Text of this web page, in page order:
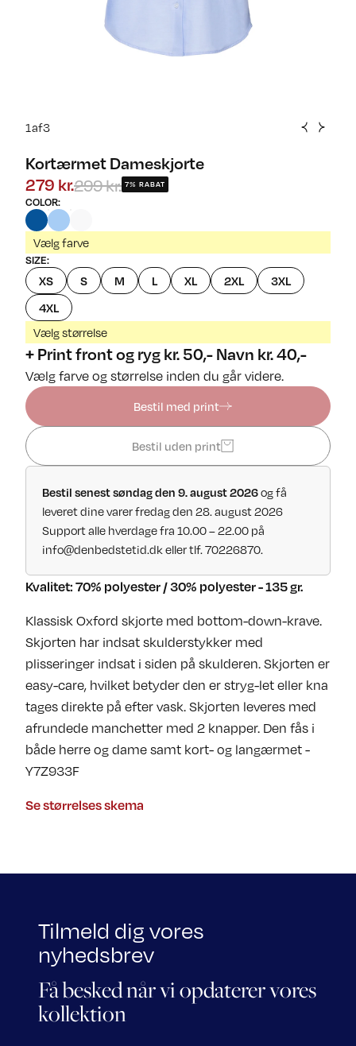
1af3
Kortærmet Dameskjorte
279 kr.299 kr. 7% RABAT
COLOR:
Vælg farve
SIZE:
XS S M L XL 2XL
3XL
4XL
Vælg størrelse
+ Print front og ryg kr. 50,- Navn kr. 40,-
Vælg farve og størrelse inden du går videre.
Bestil med print
Bestil uden print
Bestil senest søndag den 9. august 2026og få
leveret dine varer fredag den 28. august 2026
Support alle hverdage fra 10.00 – 22.00 på
info@denbedstetid.dk eller tlf. 70226870.
Kvalitet: 70% polyester / 30% polyester - 135 gr.
Klassisk Oxford skjorte med bottom-down-krave.
Skjorten har indsat skulderstykker med
plisseringer indsat i siden på skulderen. Skjorten er
easy-care, hvilket betyder den er stryg-let eller kna
tages direkte på efter vask. Skjorten leveres med
afrundede manchetter med 2 knapper. Den fås i
både herre og dame samt kort- og langærmet -
Y7Z933F
Se størrelses skema
Tilmeld dig vores
nyhedsbrev
Få besked når vi opdaterer vores
kollektion